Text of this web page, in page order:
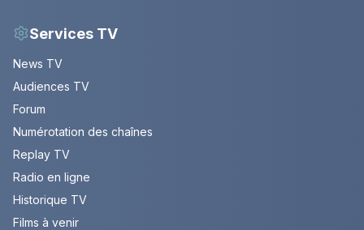
Services TV
News TV
Audiences TV
Forum
Numérotation des chaînes
Replay TV
Radio en ligne
Historique TV
Films à venir